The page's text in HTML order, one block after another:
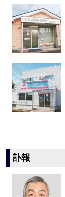
訃報